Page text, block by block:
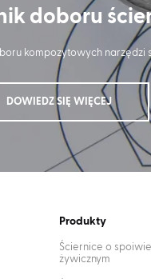
doboru
kompozytowych narzędzi
DOWIEDZ SIĘ WIĘCEJ
Produkty
Ściernice o spoiwie
żywicznym